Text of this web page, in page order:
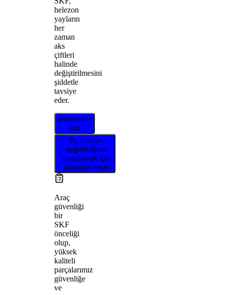
helezon
yayların
her
zaman
aks
çiftleri
halinde
değiştirilmesini
şiddetle
tavsiye
eder.
Distribütör
bul
Bu ürünün
uygunluğunu
onaylamak için
aracınızı seçin
Araç
güvenliği
bir
SKF
önceliği
olup,
yüksek
kaliteli
parçalarımız
güvenliğe
ve